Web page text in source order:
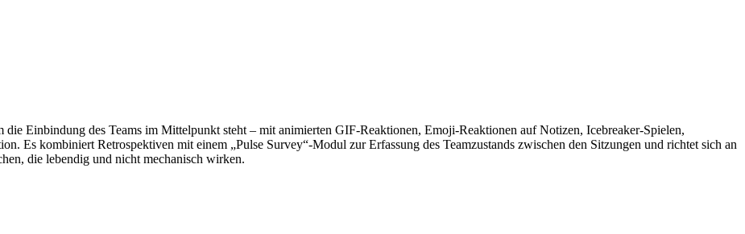
Einbindung des Teams im Mittelpunkt steht – mit animierten GIF-Reaktionen, Emoji-Reaktionen auf Notizen, Icebreaker-Spielen,
Es kombiniert Retrospektiven mit einem „Pulse Survey“-Modul zur Erfassung des Teamzustands zwischen den Sitzungen und richtet sich an
die lebendig und nicht mechanisch wirken.